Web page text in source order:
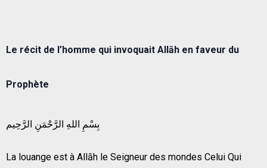
Le récit de l’homme qui invoquait Allāh en faveur du
Prophète
بِسْمِ اللهِ الرَّحْمَنِ الرَّحِيم
La louange est à Allāh le Seigneur des mondes Celui Qui